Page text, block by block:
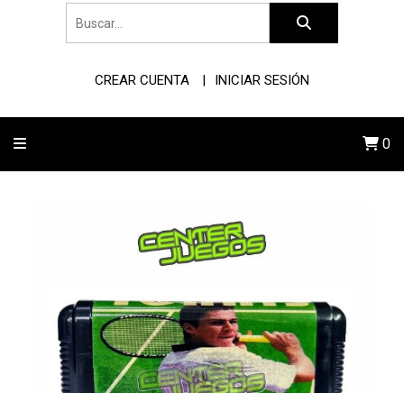
CREAR CUENTA INICIAR SESIÓN
0